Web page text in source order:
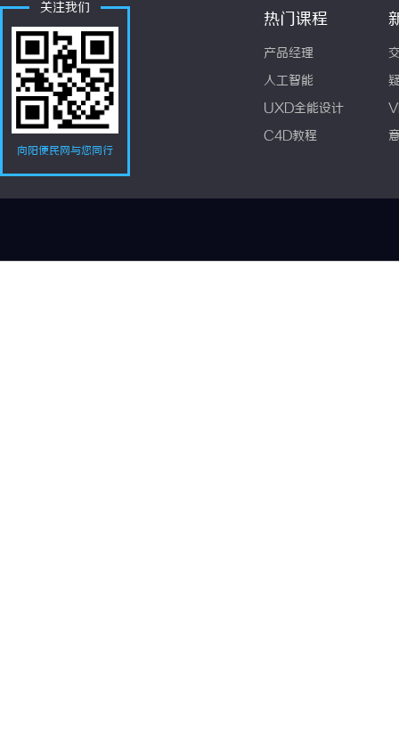
关注我们
向阳便民网与您同行
热门课程
产品经理
人工智能
UXD全能设计
C4D教程